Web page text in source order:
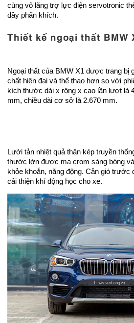
cùng vô lăng trợ lực điện servotronic
đầy phấn khích.
Thiết kế ngoại thất BMW
Ngoại thất của BMW X1 được trang bị
chất hiện đại và thể thao hơn so với
kích thước dài x rộng x cao lần lượt là
mm, chiều dài cơ sở là 2.670 mm.
Lưới tản nhiệt quả thận kép truyền
thước lớn được mạ crom sáng bóng
khỏe khoắn, năng động. Cản gió trước
cải thiện khí động học cho xe.